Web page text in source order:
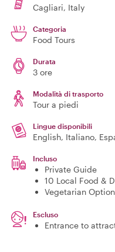
Cagliari, Italy
Categoria
Food Tours
Durata
3 ore
Modalità di trasporto
Tour a piedi
Lingue disponibili
English, Italiano,
Incluso
Private Guide
10 Local Food &
Vegetarian
Escluso
Entrance to